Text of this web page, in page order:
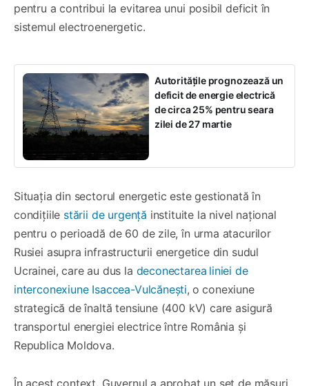
pentru a contribui la evitarea unui posibil deficit în
sistemul electroenergetic.
Autoritățile prognozează un
deficit de energie electrică
de circa 25% pentru seara
zilei de 27 martie
Situația din sectorul energetic este gestionată în
condițiile stării de urgență instituite la nivel național
pentru o perioadă de 60 de zile, în urma atacurilor
Rusiei asupra infrastructurii energetice din sudul
Ucrainei, care au dus la deconectarea liniei de
interconexiune Isaccea-Vulcănești, o conexiune
strategică de înaltă tensiune (400 kV) care asigură
transportul energiei electrice între România și
Republica Moldova.
În acest context, Guvernul a aprobat un set de măsuri